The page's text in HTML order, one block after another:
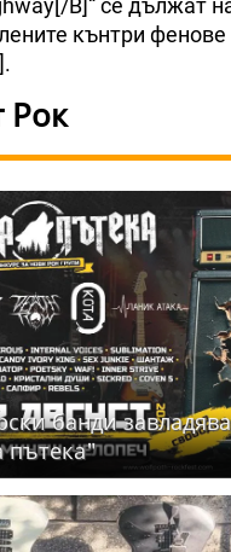
кънтри фенове
банди
пътека"